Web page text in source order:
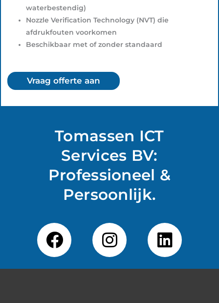
waterbestendig)
Nozzle Verification Technology (NVT) die
afdrukfouten voorkomen
Beschikbaar met of zonder standaard
Vraag offerte aan
Tomassen ICT
Services BV:
Professioneel &
Persoonlijk.
F
a
c
I
n
s
L
i
n